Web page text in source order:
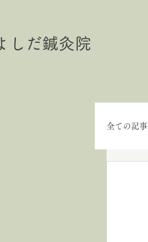
しだ鍼灸院
全ての記事